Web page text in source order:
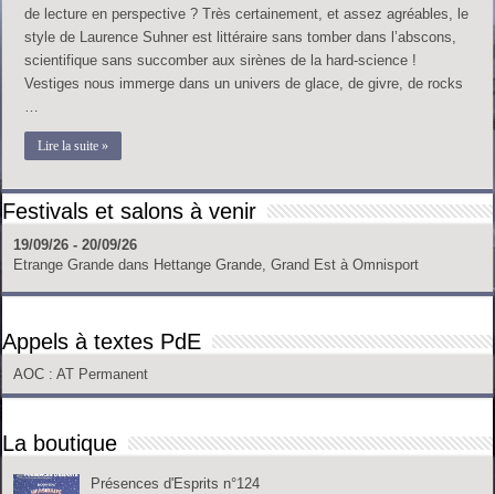
de lecture en perspective ? Très certainement, et assez agréables, le
style de Laurence Suhner est littéraire sans tomber dans l’abscons,
scientifique sans succomber aux sirènes de la hard-science !
Vestiges nous immerge dans un univers de glace, de givre, de rocks
Lire la suite »
Festivals et salons à venir
19/09/26 - 20/09/26
Etrange Grande dans Hettange Grande, Grand Est à Omnisport
Appels à textes PdE
AOC : AT Permanent
La boutique
Présences d'Esprits n°124